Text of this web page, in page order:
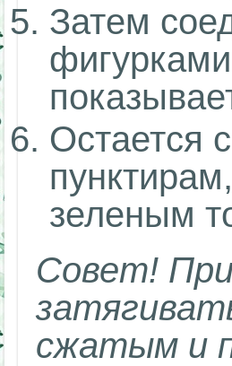
Затем
Остается
зеленым
Совет!
сжатым и